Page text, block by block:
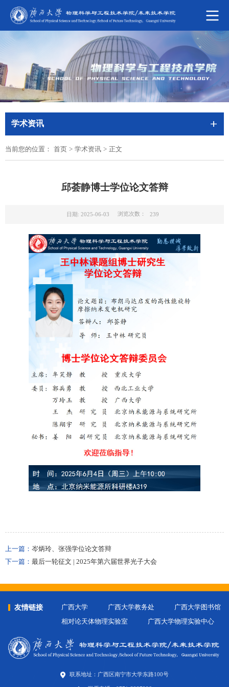
学术资讯
当前您的位置： 首页 > 学术资讯 > 正文
邱荟静博士学位论文答辩
日期: 2025-06-03 浏览次数： 239
上一篇： 岑炳玲、张强学位论文答辩
下一篇： 最后一轮征文 | 2025年第六届世界光子大会
友情链接 广西大学 广西大学教务处
广西大学图书馆
相对论天体物理实验室
广西大学物理实验中心
联系地址：广西区南宁市大学东路100号